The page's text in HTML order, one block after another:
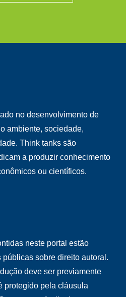
no desenvolvimento de
ambiente, sociedade,
Think tanks são
a produzir conhecimento
ou científicos.
neste portal estão
sobre direito autoral.
deve ser previamente
protegido pela cláusula